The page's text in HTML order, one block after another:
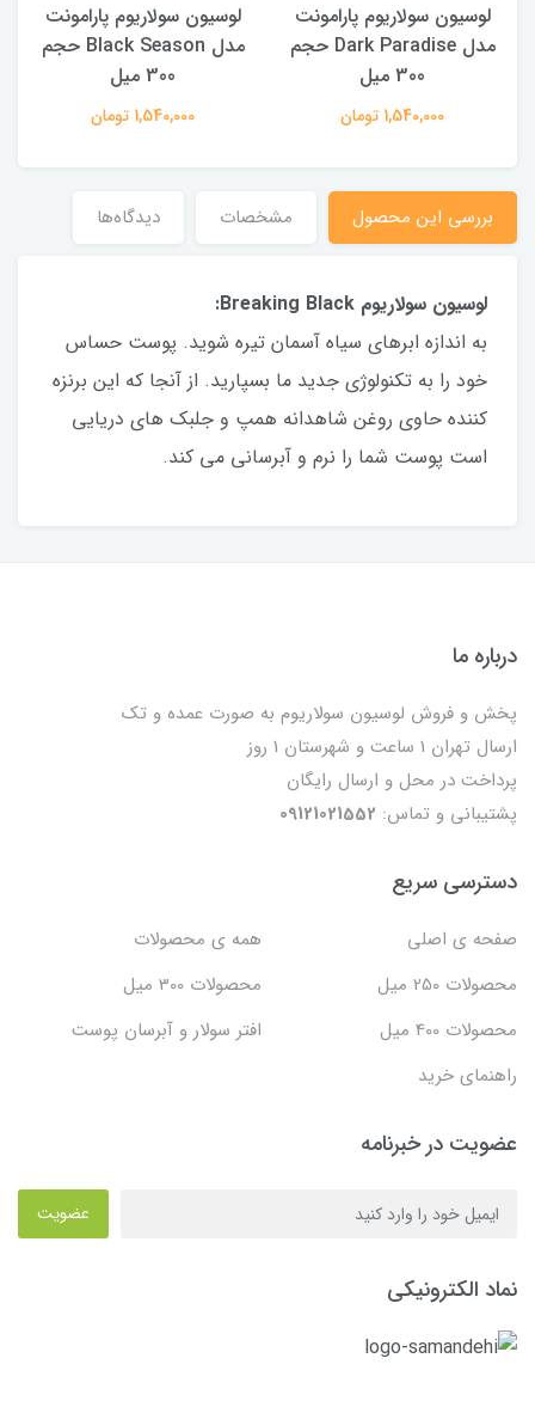
لوسیون سولاریوم پارامونت
مدل Dark Paradise حجم
300 میل
1,540,000 تومان
لوسیون سولاریوم پارامونت
مدل Black Season حجم
300 میل
1,540,000 تومان
بررسی این محصول مشخصات دیدگاه‌ها
لوسیون سولاریوم Breaking Black:
به اندازه ابرهای سیاه آسمان تیره شوید. پوست حساس
خود را به تکنولوژی جدید ما بسپارید. از آنجا که این برنزه
کننده حاوی روغن شاهدانه همپ و جلبک های دریایی
است پوست شما را نرم و آبرسانی می کند.
درباره ما
پخش و فروش لوسیون سولاریوم به صورت عمده و تک
ارسال تهران 1 ساعت و شهرستان 1 روز
پرداخت در محل و ارسال رایگان
پشتیبانی و تماس: 09121021552
دسترسی سریع
صفحه ی اصلی
همه ی محصولات
محصولات 250 میل
محصولات 300 میل
محصولات 400 میل
افتر سولار و آبرسان پوست
راهنمای خرید
عضویت در خبرنامه
عضویت
نماد الکترونیکی